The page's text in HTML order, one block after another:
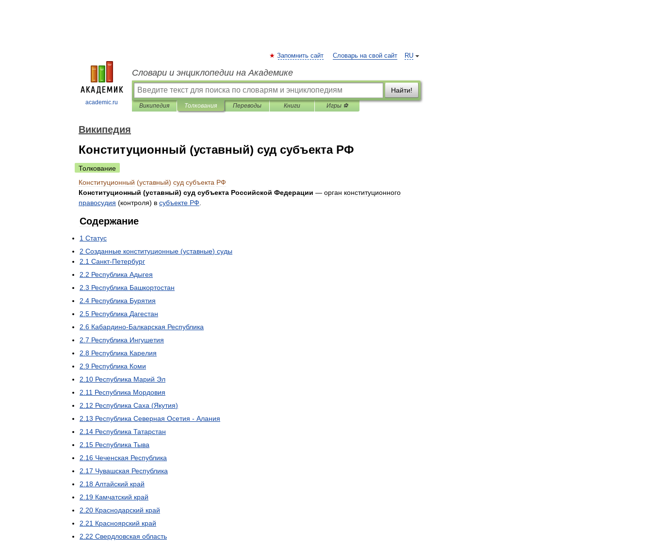
academic.ru
RU
Запомнить сайт Словарь на свой сайт
Словари и энциклопедии на Академике
Найти!
Википедия Толкования Переводы Книги Игры ⚽
Википедия
Конституционный (уставный) суд субъекта РФ
Толкование
Конституционный (уставный) суд субъекта РФ
Конституционный (уставный) суд субъекта Российской Федерации — орган конституционного
правосудия (контроля) в субъекте РФ
Содержание
1 Статус
2 Созданные конституционные (уставные) суды
2 1 Санкт-Петербург
2 2 Республика Адыгея
2 3 Республика Башкортостан
2 4 Республика Бурятия
2 5 Республика Дагестан
2 6 Кабардино-Балкарская Республика
2 7 Республика Ингушетия
2 8 Республика Карелия
2 9 Республика Коми
2 10 Республика Марий Эл
2 11 Республика Мордовия
2 12 Республика Саха (Якутия)
2 13 Республика Северная Осетия - Алания
2 14 Республика Татарстан
2 15 Республика Тыва
2 16 Чеченская Республика
2 17 Чувашская Республика
2 18 Алтайский край
2 19 Камчатский край
2 20 Краснодарский край
2 21 Красноярский край
2 22 Свердловская область